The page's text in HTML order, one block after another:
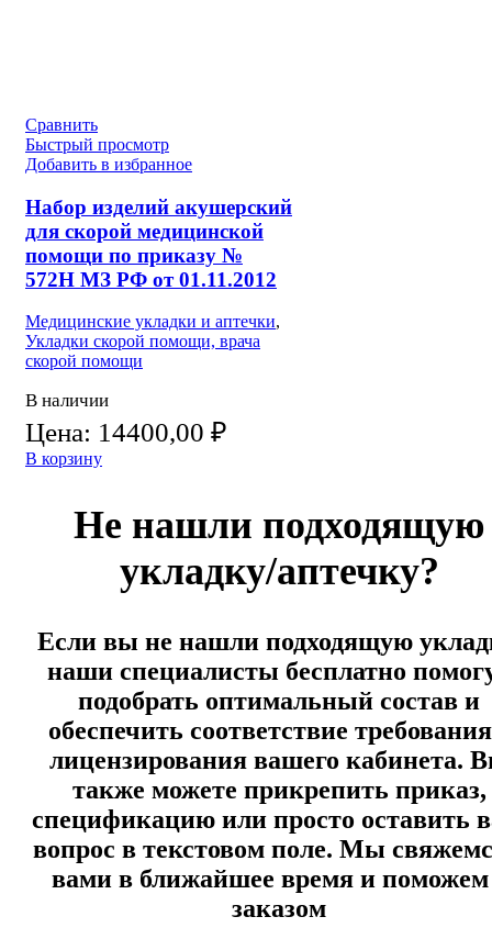
Сравнить
Быстрый просмотр
Добавить в избранное
Набор изделий акушерский
для скорой медицинской
помощи по приказу №
572Н МЗ РФ от 01.11.2012
Медицинские укладки и аптечки,
Укладки скорой помощи, врача
скорой помощи
В наличии
Цена: 14400,00 ₽
В корзину
Не нашли подходящую
укладку/аптечку?
Если вы не нашли подходящую
наши специалисты бесплатно
подобрать оптимальный состав и
обеспечить соответствие
лицензирования вашего кабинета.
также можете прикрепить приказ,
спецификацию или просто оставить
вопрос в текстовом поле. Мы
вами в ближайшее время и поможем
заказом